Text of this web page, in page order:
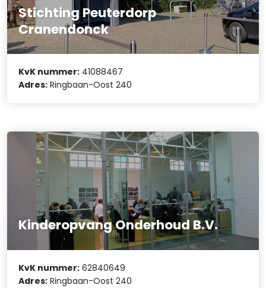
Stichting Peuterdorp
Cranendonck
KvK nummer: 41088467
Adres: Ringbaan-Oost 240
Kinderopvang Onderhoud B.V.
KvK nummer: 62840649
Adres: Ringbaan-Oost 240